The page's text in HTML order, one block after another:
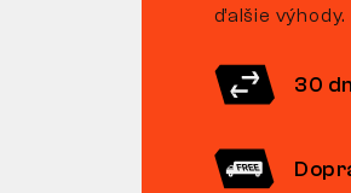
ďalšie výhody.
30